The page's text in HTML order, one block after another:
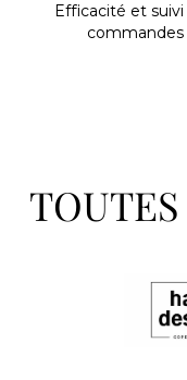
Efﬁcacité et suivi
commandes